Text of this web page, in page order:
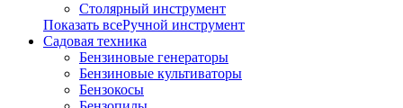
Столярный инструмент
Показать всеРучной инструмент
Садовая техника
Бензиновые генераторы
Бензиновые культиваторы
Бензокосы